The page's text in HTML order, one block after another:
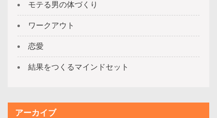
モテる男の体づくり
ワークアウト
恋愛
結果をつくるマインドセット
アーカイブ